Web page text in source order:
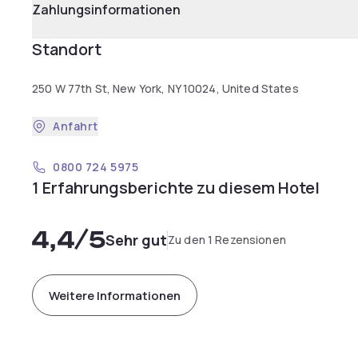
Zahlungsinformationen
Standort
250 W 77th St, New York, NY 10024, United States
Anfahrt
0800 724 5975
1 Erfahrungsberichte zu diesem Hotel
4,4/5Sehr gutZu den 1 Rezensionen
Weitere Informationen